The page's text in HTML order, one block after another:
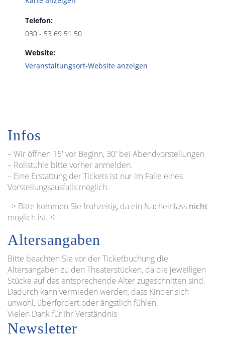
Telefon:
030 - 53 69 51 50
Website:
Veranstaltungsort-Website anzeigen
Infos
– Wir öffnen 15′ vor Beginn, 30′ bei Abendvorstellungen
– Rollstühle bitte vorher anmelden.
– Eine Erstattung der Tickets ist nur im Falle eines
Vorstellungsausfalls möglich.
–> Bitte kommen Sie frühzeitig, da ein Nacheinlass nicht
möglich ist. <–
Altersangaben
Bitte beachten Sie vor der Ticketbuchung die
Altersangaben zu den Theaterstücken, da die jeweiligen
Stücke auf das entsprechende Alter zugeschnitten sind.
Dadurch kann vermieden werden, dass Kinder sich
unwohl, überfordert oder ängstlich fühlen.
Vielen Dank für Ihr Verständnis
Newsletter